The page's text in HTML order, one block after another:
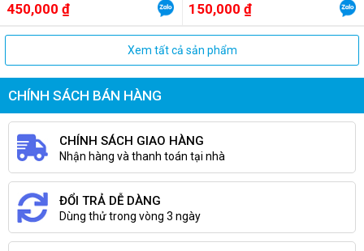
450,000 ₫ 150,000 ₫
Xem tất cả sản phẩm
CHÍNH SÁCH BÁN HÀNG
CHÍNH SÁCH GIAO HÀNG
Nhận hàng và thanh toán tại nhà
ĐỔI TRẢ DỄ DÀNG
Dùng thử trong vòng 3 ngày